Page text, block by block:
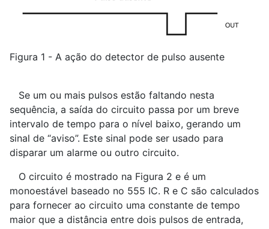
Figura 1 - A ação do detector de pulso ausente
Se um ou mais pulsos estão faltando nesta
sequência, a saída do circuito passa por um breve
intervalo de tempo para o nível baixo, gerando um
sinal de “aviso”. Este sinal pode ser usado para
disparar um alarme ou outro circuito.
O circuito é mostrado na Figura 2 e é um
monoestável baseado no 555 IC. R e C são calculados
para fornecer ao circuito uma constante de tempo
maior que a distância entre dois pulsos de entrada,